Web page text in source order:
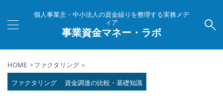
個人事業主・中小法人の資金繰りを整理する実務メデ
ィア
事業資金マネー・ラボ
HOME >ファクタリング >
ファクタリング 資金調達の比較・基礎知識